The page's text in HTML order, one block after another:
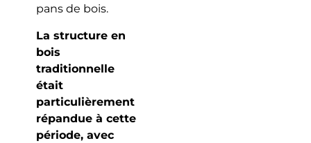
pans de bois.
La structure en
bois
traditionnelle
était
particulièrement
répandue à cette
période, avec